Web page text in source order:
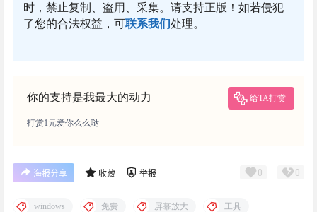
时，禁止复制、盗用、采集。请支持正版！如若侵犯
了您的合法权益，可联系我们处理。
你的支持是我最大的动力 给TA打赏
打赏1元爱你么么哒
海报分享 收藏 举报 0 0
windows 免费 屏幕放大 工具